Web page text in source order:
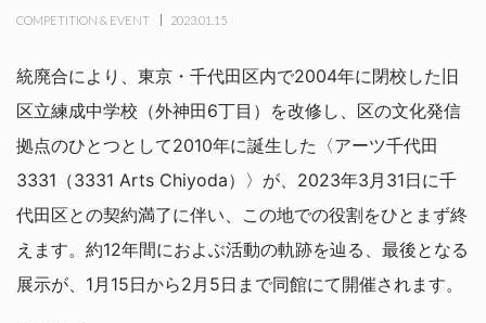
COMPETITION & EVENT 2023.01.15
統廃合により、東京・千代田区内で2004年に閉校した旧
区立練成中学校（外神田6丁目）を改修し、区の文化発信
拠点のひとつとして2010年に誕生した〈アーツ千代田
3331（3331 Arts Chiyoda）〉が、2023年3月31日に千
代田区との契約満了に伴い、この地での役割をひとまず終
えます。約12年間におよぶ活動の軌跡を辿る、最後となる
展示が、1月15日から2月5日まで同館にて開催されます。